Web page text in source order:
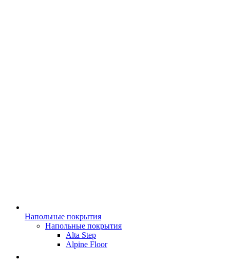
Напольные покрытия
Напольные покрытия
Alta Step
Alpine Floor